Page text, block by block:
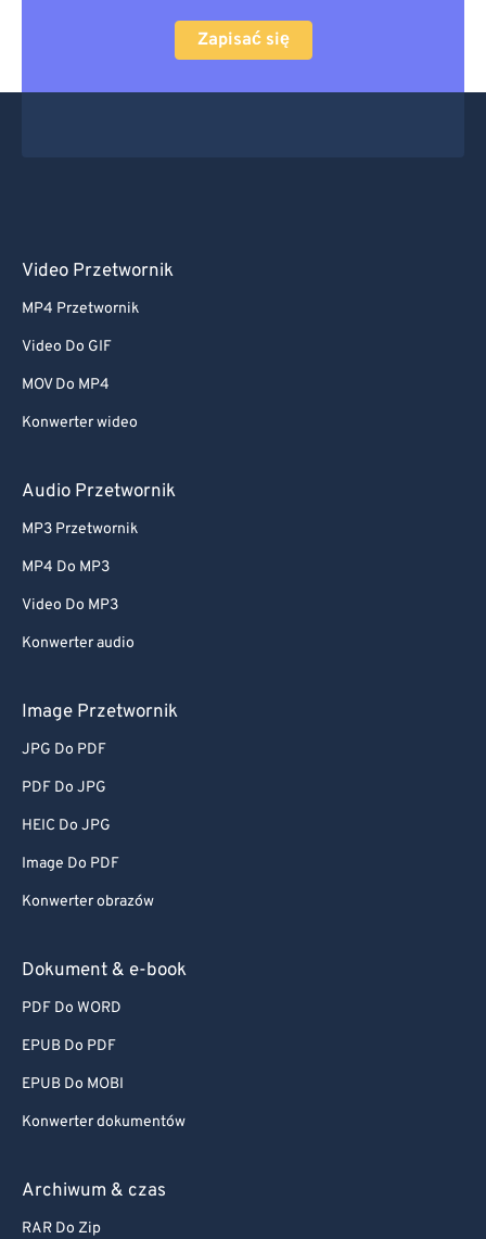
Zapisać się
Video Przetwornik
MP4 Przetwornik
Video Do GIF
MOV Do MP4
Konwerter wideo
Audio Przetwornik
MP3 Przetwornik
MP4 Do MP3
Video Do MP3
Konwerter audio
Image Przetwornik
JPG Do PDF
PDF Do JPG
HEIC Do JPG
Image Do PDF
Konwerter obrazów
Dokument & e-book
PDF Do WORD
EPUB Do PDF
EPUB Do MOBI
Konwerter dokumentów
Archiwum & czas
RAR Do Zip